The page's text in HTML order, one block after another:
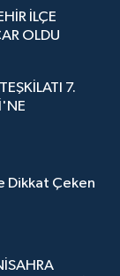
İLÇE
OLDU
7.
Dikkat Çeken